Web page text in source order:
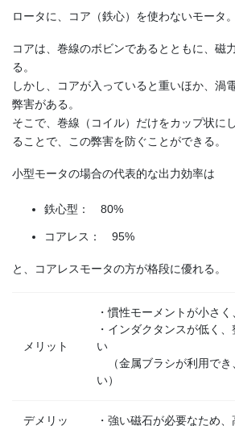
ロータに、コア（鉄心）を使わないモータ。
コアは、巻線のボビンであるとともに、磁
る。
しかし、コアが入っていると重いほか、渦
弊害がある。
そこで、巻線（コイル）だけをカップ状に
ることで、この弊害を防ぐことができる。
小型モータの場合の代表的な出力効率は
鉄心型： 80%
コアレス： 95%
と、コアレスモータの方が格段に優れる。
メリット
・慣性モーメントが小さ
・インダクタンスが低く
い
（金属ブラシが利用でき
い）
デメリッ
・強い磁石が必要なため、